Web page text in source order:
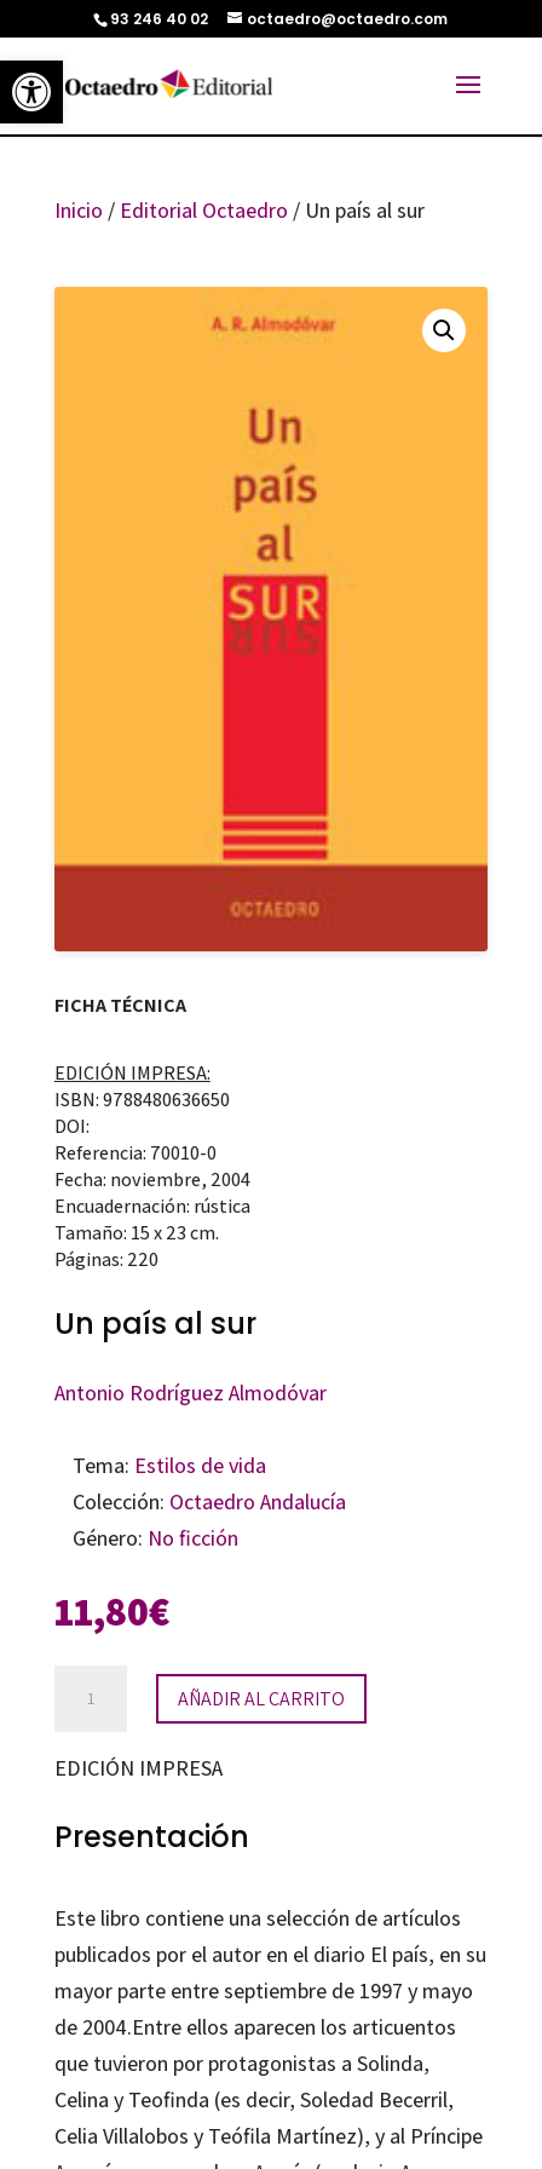
Abrir barra de herramientas
93 246 40 02 octaedro@octaedro.com
Inicio / Editorial Octaedro / Un país al sur
FICHA TÉCNICA
EDICIÓN IMPRESA:
ISBN: 9788480636650
DOI:
Referencia: 70010-0
Fecha: noviembre, 2004
Encuadernación: rústica
Tamaño: 15 x 23 cm.
Páginas: 220
Un país al sur
Antonio Rodríguez Almodóvar
Tema: Estilos de vida
Colección: Octaedro Andalucía
Género: No ficción
11,80€
al
cantidad
AÑADIR AL CARRITO
EDICIÓN IMPRESA
Presentación
Este libro contiene una selección de artículos
publicados por el autor en el diario El país, en su
mayor parte entre septiembre de 1997 y mayo
de 2004.Entre ellos aparecen los articuentos
que tuvieron por protagonistas a Solinda,
Celina y Teofinda (es decir, Soledad Becerril,
Celia Villalobos y Teófila Martínez), y al Príncipe